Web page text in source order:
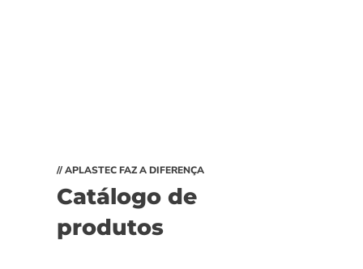
// APLASTEC FAZ A DIFERENÇA
Catálogo de
produtos